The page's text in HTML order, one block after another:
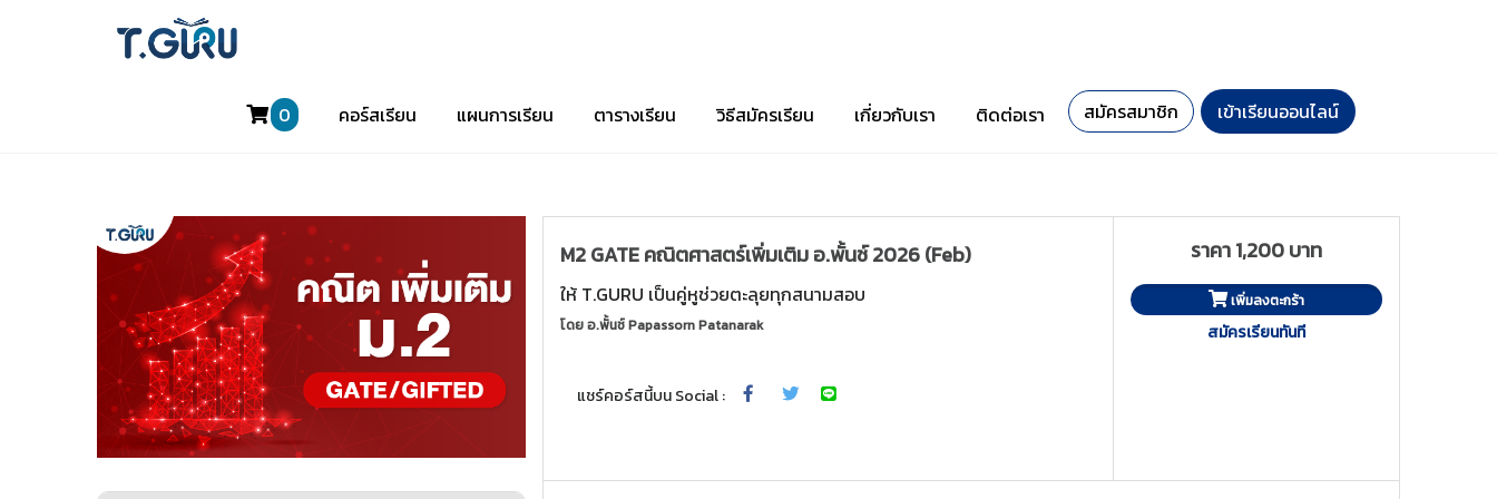
0 คอร์สเรียน แผนการเรียน ตารางเรียน วิธีสมัครเรียน เกี่ยวกับเรา ติดต่อเรา สมัครสมาชิก เข้าเรียนออนไลน์
M2 GATE คณิตศาสตร์เพิ่มเติม อ.พั้นช์ 2026 (Feb)
ให้ T.GURU เป็นคู่หูช่วยตะลุยทุกสนามสอบ
โดยอ.พั้นช์ Papassorn Patanarak
แชร์คอร์สนี้บน Social :
ราคา 1,200 บาท
เพิ่มลงตะกร้า
สมัครเรียนทันที